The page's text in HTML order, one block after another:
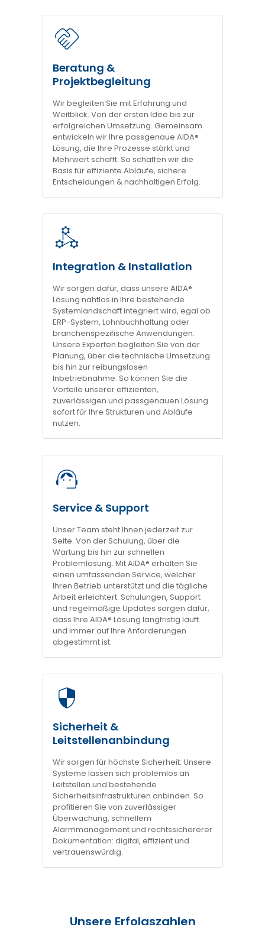
Beratung &
Projektbegleitung
Wir begleiten Sie mit Erfahrung und
Weitblick. Von der ersten Idee bis zur
erfolgreichen Umsetzung. Gemeinsam
entwickeln wir Ihre passgenaue AIDA®
Lösung, die Ihre Prozesse stärkt und
Mehrwert schafft. So schaffen wir die
Basis für effiziente Abläufe, sichere
Entscheidungen & nachhaltigen Erfolg.
Integration & Installation
Wir sorgen dafür, dass unsere AIDA®
Lösung nahtlos in Ihre bestehende
Systemlandschaft integriert wird, egal ob
ERP-System, Lohnbuchhaltung oder
branchenspezifische Anwendungen.
Unsere Experten begleiten Sie von der
Planung, über die technische Umsetzung
bis hin zur reibungslosen
Inbetriebnahme. So können Sie die
Vorteile unserer effizienten,
zuverlässigen und passgenauen Lösung
sofort für Ihre Strukturen und Abläufe
nutzen.
Service & Support
Unser Team steht Ihnen jederzeit zur
Seite. Von der Schulung, über die
Wartung bis hin zur schnellen
Problemlösung. Mit AIDA® erhalten Sie
einen umfassenden Service, welcher
Ihren Betrieb unterstützt und die tägliche
Arbeit erleichtert. Schulungen, Support
und regelmäßige Updates sorgen dafür,
dass Ihre AIDA® Lösung langfristig läuft
und immer auf Ihre Anforderungen
abgestimmt ist.
Sicherheit &
Leitstellenanbindung
Wir sorgen für höchste Sicherheit: Unsere
Systeme lassen sich problemlos an
Leitstellen und bestehende
Sicherheitsinfrastrukturen anbinden. So
profitieren Sie von zuverlässiger
Überwachung, schnellem
Alarmmanagement und rechtssichererer
Dokumentation: digital, effizient und
vertrauenswürdig.
Unsere Erfolgszahlen